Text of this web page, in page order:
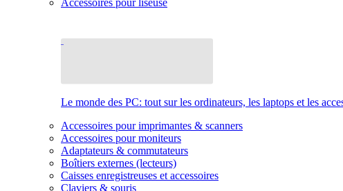
Accessoires pour liseuse
Le monde des PC: tout sur les ordinateurs, les laptops et les
Accessoires pour imprimantes & scanners
Accessoires pour moniteurs
Adaptateurs & commutateurs
Boîtiers externes (lecteurs)
Caisses enregistreuses et accessoires
Claviers & souris